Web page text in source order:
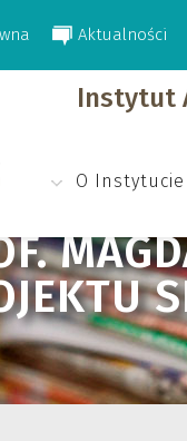
Aktualności
Instytut
O Instytucie
>Prof.